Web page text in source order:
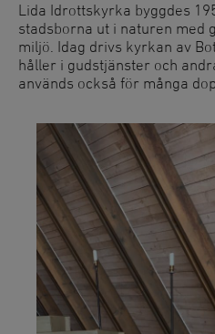
Lida Idrottskyrka byggdes
stadsborna ut i naturen med
miljö. Idag drivs kyrkan av
håller i gudstjänster och
används också för många